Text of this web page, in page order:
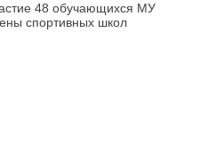
48 обучающихся МУ
спортивных школ